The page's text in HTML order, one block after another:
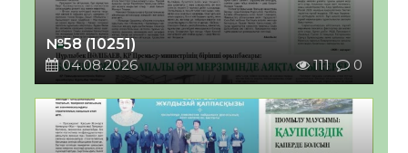
№58 (10251)
04.08.2026
111 0